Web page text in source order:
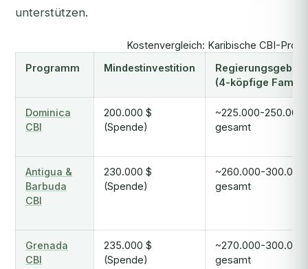
unterstützen.
Kostenvergleich: Karibische CBI-
Programm
Mindestinvestition
(4-köpfige
Dominica
CBI
200.000 $
(Spende)
~225.000-250.000
gesamt
Antigua &
Barbuda
CBI
230.000 $
(Spende)
~260.000-300.000
gesamt
Grenada
CBI
235.000 $
(Spende)
~270.000-300.000
gesamt